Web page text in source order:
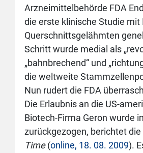
Arzneimittelbehörde FDA
die erste klinische Studie mit
Querschnittsgelähmten
Schritt wurde medial als
„bahnbrechend“ und
die weltweite
Nun rudert die FDA
Die Erlaubnis an die US-
Biotech-Firma Geron wurde
zurückgezogen, berichtet die
Time(online, 18. 08. 2009).